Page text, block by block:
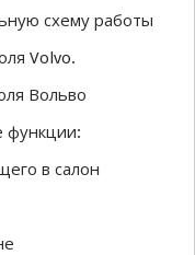
схему работы
Volvo.
Вольво
функции:
в салон